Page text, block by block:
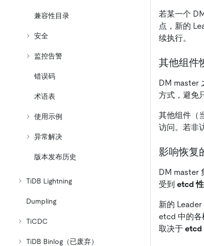
兼容性目录
安全
监控告警
错误码
术语表
使用示例
异常解决
版本发布历史
TiDB Lightning
Dumpling
TiCDC
TiDB Binlog（已废弃）
若某一个
点，新的
续执行。
其他组件
DM master
方式，避免
其他组件（
访问。若非
影响恢复
DM master
受到 etcd
新的
etcd 中的各
取决于 etcd